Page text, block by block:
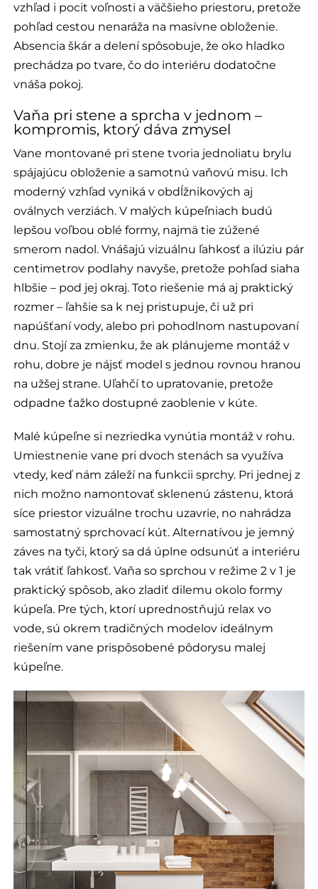
vzhľad i pocit voľnosti a väčšieho priestoru, pretože
pohľad cestou nenaráža na masívne obloženie.
Absencia škár a delení spôsobuje, že oko hladko
prechádza po tvare, čo do interiéru dodatočne
vnáša pokoj.
Vaňa pri stene a sprcha v jednom –
kompromis, ktorý dáva zmysel
Vane montované pri stene tvoria jednoliatu brylu
spájajúcu obloženie a samotnú vaňovú misu. Ich
moderný vzhľad vyniká v obdĺžnikových aj
oválnych verziách. V malých kúpeľniach budú
lepšou voľbou oblé formy, najmä tie zúžené
smerom nadol. Vnášajú vizuálnu ľahkosť a ilúziu pár
centimetrov podlahy navyše, pretože pohľad siaha
hlbšie – pod jej okraj. Toto riešenie má aj praktický
rozmer – ľahšie sa k nej pristupuje, či už pri
napúšťaní vody, alebo pri pohodlnom nastupovaní
dnu. Stojí za zmienku, že ak plánujeme montáž v
rohu, dobre je nájsť model s jednou rovnou hranou
na užšej strane. Uľahčí to upratovanie, pretože
odpadne ťažko dostupné zaoblenie v kúte.
Malé kúpeľne si nezriedka vynútia montáž v rohu.
Umiestnenie vane pri dvoch stenách sa využíva
vtedy, keď nám záleží na funkcii sprchy. Pri jednej z
nich možno namontovať sklenenú zástenu, ktorá
síce priestor vizuálne trochu uzavrie, no nahrádza
samostatný sprchovací kút. Alternatívou je jemný
záves na tyči, ktorý sa dá úplne odsunúť a interiéru
tak vrátiť ľahkosť. Vaňa so sprchou v režime 2 v 1 je
praktický spôsob, ako zladiť dilemu okolo formy
kúpeľa. Pre tých, ktorí uprednostňujú relax vo
vode, sú okrem tradičných modelov ideálnym
riešením vane prispôsobené pôdorysu malej
kúpeľne.